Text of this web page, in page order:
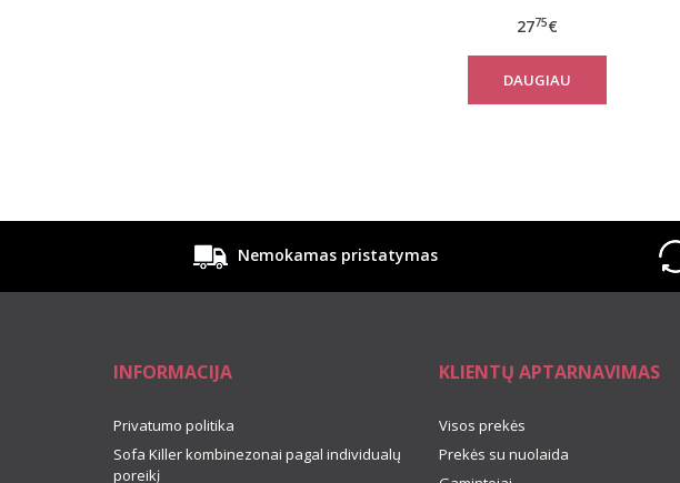
2775€
DAUGIAU
Nemokamas pristatymas
INFORMACIJA
Privatumo politika
Sofa Killer kombinezonai pagal individualų
poreikį
KLIENTŲ APTARNAVIMAS
Visos prekės
Prekės su nuolaida